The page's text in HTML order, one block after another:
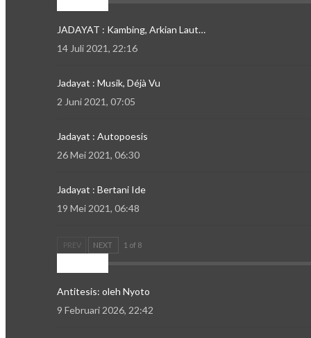
JADAYAT : Kambing, Arkian Laut…
14 Juli 2021, 22:16
Jadayat : Musik, Déjà Vu
2 Juni 2021, 07:05
Jadayat : Autopoesis
26 Mei 2021, 06:30
Jadayat : Bertani Ide
19 Mei 2021, 06:48
PREV NEXT 1 of 8
Antitesis: oleh Nyoto
9 Februari 2026, 22:42